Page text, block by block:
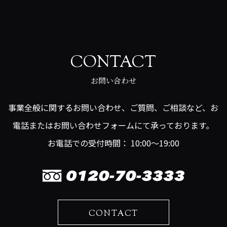
CONTACT
お問い合わせ
事業全般に関するお問い合わせ、ご質問、ご相談など、お
電話またはお問い合わせフォームにて承っております。
お電話での受付時間： 10:00～19:00
CONTACT